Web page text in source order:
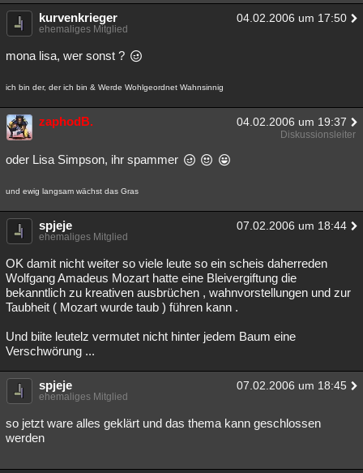
kurvenkrieger 04.02.2006 um 17:50
ehemaliges Mitglied
mona lisa, wer sonst ?
ich bin der, der ich bin & Werde Wohlgeordnet Wahnsinnig
zaphodB. 04.02.2006 um 19:37
Diskussionsleiter
oder Lisa Simpson, ihr spammer
und ewig langsam wächst das Gras
spjeje 07.02.2006 um 18:44
ehemaliges Mitglied
OK damit nicht weiter so viele leute so ein scheis daherreden
Wolfgang Amadeus Mozart hatte eine Bleivergiftung die
bekanntlich zu kreativen ausbrüchen , wahnvorstellungen und zur
Taubheit ( Mozart wurde taub ) führen kann .
Und biite leutelz vermutet nicht hinter jedem Baum eine
Verschwörung ...
spjeje 07.02.2006 um 18:45
ehemaliges Mitglied
so jetzt ware alles geklärt und das thema kann geschlossen
werden